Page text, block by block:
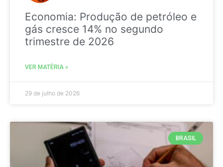
Economia: Produção de petróleo e
gás cresce 14% no segundo
trimestre de 2026
VER MATÉRIA »
29 de julho de 2026
BRASIL